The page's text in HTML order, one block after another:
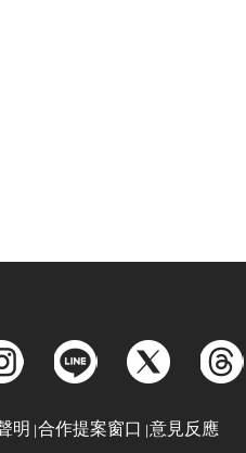
明 合作提案窗口 意見反應